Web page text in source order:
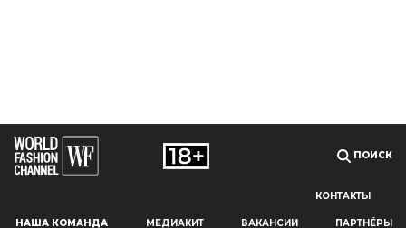
Наш сайт использует файлы cookie и похожие технологии,
ПОИСК
КОНТАКТЫ
НАША КОМАНДА МЕДИАКИТ ВАКАНСИИ ПАРТНЁРЫ